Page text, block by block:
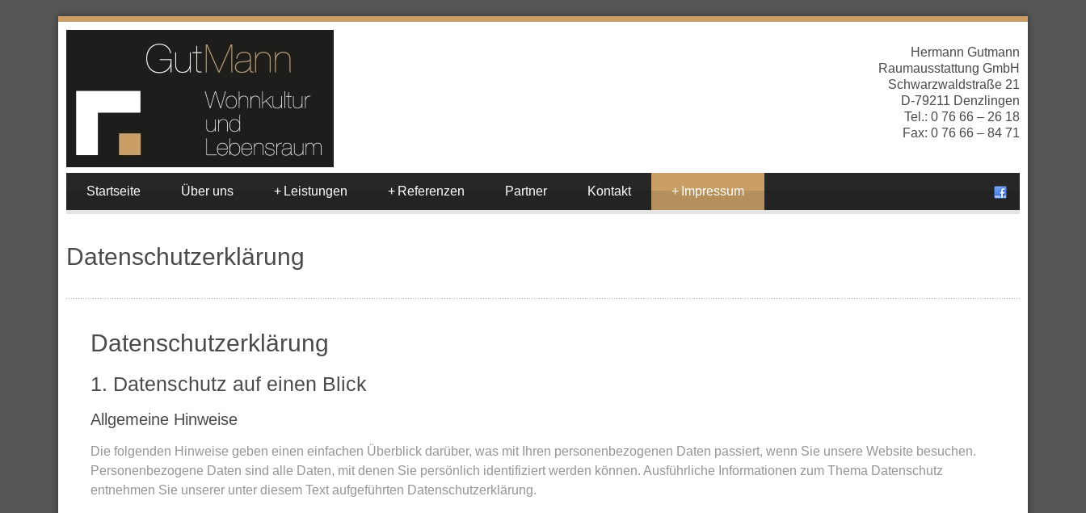
Hermann Gutmann
Raumausstattung GmbH
Schwarzwaldstraße 21
D-79211 Denzlingen
Tel.: 0 76 66 – 26 18
Fax: 0 76 66 – 84 71
Startseite Über uns Leistungen
+ Referenzen
+ Partner Kontakt Impressum
+
Datenschutzerklärung
Datenschutzerklärung
1. Datenschutz auf einen Blick
Allgemeine Hinweise
Die folgenden Hinweise geben einen einfachen Überblick darüber, was mit Ihren personenbezogenen Daten passiert, wenn Sie unsere Website besuchen.
Personenbezogene Daten sind alle Daten, mit denen Sie persönlich identifiziert werden können. Ausführliche Informationen zum Thema Datenschutz
entnehmen Sie unserer unter diesem Text aufgeführten Datenschutzerklärung.